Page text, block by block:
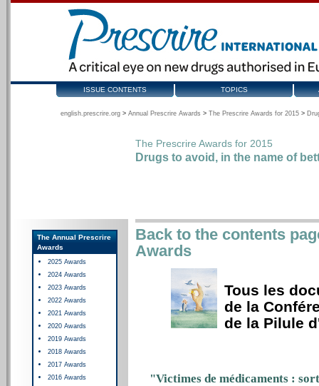
ISSUE CONTENTS TOPICS
english.prescrire.org > Annual Prescrire Awards > The Prescrire Awards for 2015 >
The Prescrire Awards for 2015
Drugs to avoid, in the name of
The Annual Prescrire
Awards
2025 Awards
2024 Awards
2023 Awards
2022 Awards
2021 Awards
2020 Awards
2019 Awards
2018 Awards
2017 Awards
2016 Awards
Back to the contents
Awards
Tous les
de la
de la Pilule
"Victimes de médicaments :